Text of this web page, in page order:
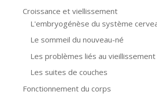
Croissance et viellissement
L'embryogénèse du système
Le sommeil du nouveau-né
Les problèmes liés au vieillissement
Les suites de couches
Fonctionnement du corps